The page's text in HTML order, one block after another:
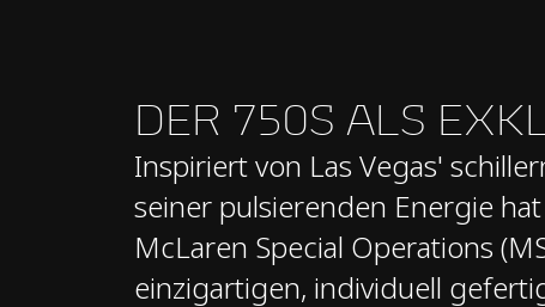
DER 750S ALS
Inspiriert von Las Vegas'
seiner pulsierenden Energie
McLaren Special Operations
einzigartigen, individuell